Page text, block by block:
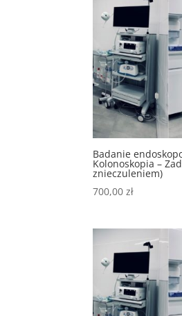
Badanie
Kolonoskopia –
znieczuleniem)
700,00zł